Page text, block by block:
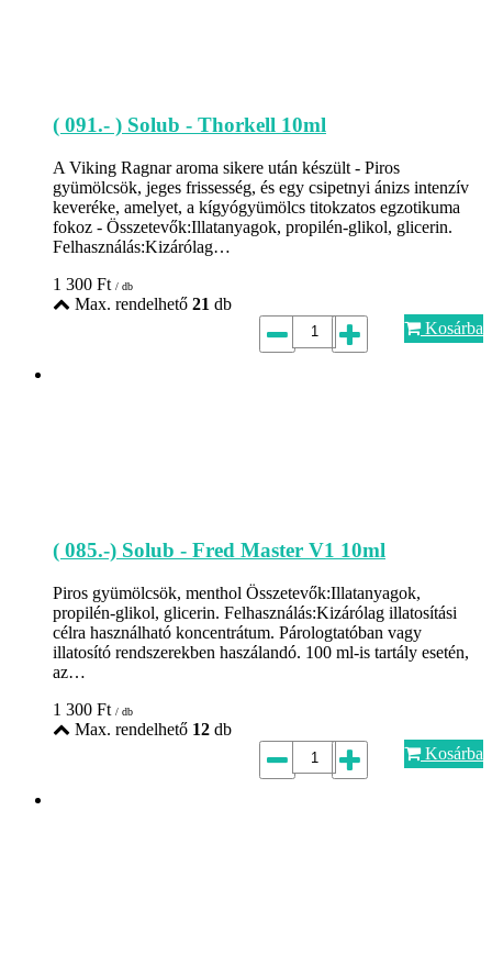
( 091.- ) Solub - Thorkell 10ml
A Viking Ragnar aroma sikere után készült - Piros
gyümölcsök, jeges frissesség, és egy csipetnyi ánizs intenzív
keveréke, amelyet, a kígyógyümölcs titokzatos egzotikuma
fokoz - Összetevők:Illatanyagok, propilén-glikol, glicerin.
Felhasználás:Kizárólag…
1 300 Ft / db
Max. rendelhető 21 db
Kosárba
( 085.-) Solub - Fred Master V1 10ml
Piros gyümölcsök, menthol Összetevők:Illatanyagok,
propilén-glikol, glicerin. Felhasználás:Kizárólag illatosítási
célra használható koncentrátum. Párologtatóban vagy
illatosító rendszerekben haszálandó. 100 ml-is tartály esetén,
az…
1 300 Ft / db
Max. rendelhető 12 db
Kosárba